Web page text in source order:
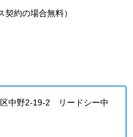
契約の場合無料）
中野2-19-2 リードシー中